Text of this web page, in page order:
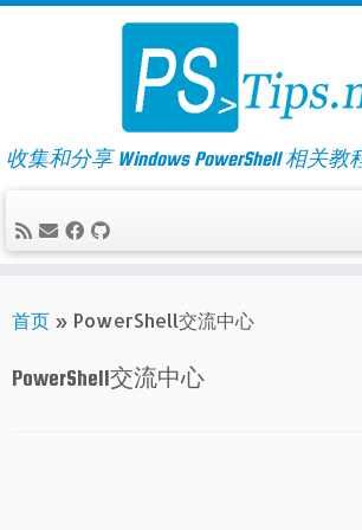
Skip
收集和分享 Windows PowerShell 相关
首页 » PowerShell交流中心
PowerShell交流中心